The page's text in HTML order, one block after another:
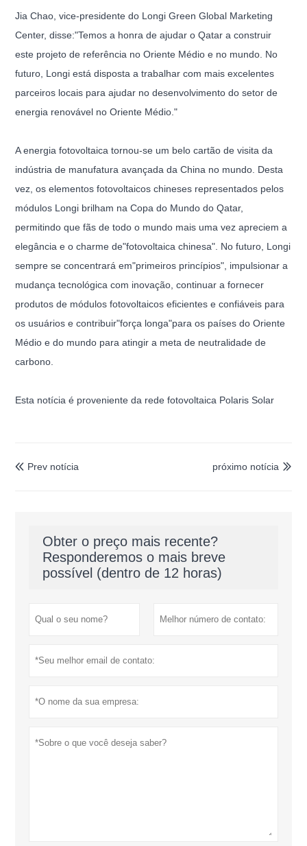
Jia Chao, vice-presidente do Longi Green Global Marketing
Center, disse:"Temos a honra de ajudar o Qatar a construir
este projeto de referência no Oriente Médio e no mundo. No
futuro, Longi está disposta a trabalhar com mais excelentes
parceiros locais para ajudar no desenvolvimento do setor de
energia renovável no Oriente Médio."
A energia fotovoltaica tornou-se um belo cartão de visita da
indústria de manufatura avançada da China no mundo. Desta
vez, os elementos fotovoltaicos chineses representados pelos
módulos Longi brilham na Copa do Mundo do Qatar,
permitindo que fãs de todo o mundo mais uma vez apreciem a
elegância e o charme de"fotovoltaica chinesa". No futuro, Longi
sempre se concentrará em"primeiros princípios", impulsionar a
mudança tecnológica com inovação, continuar a fornecer
produtos de módulos fotovoltaicos eficientes e confiáveis ​​para
os usuários e contribuir"força longa"para os países do Oriente
Médio e do mundo para atingir a meta de neutralidade de
carbono.
Esta notícia é proveniente da rede fotovoltaica Polaris Solar
 Prev notícia 
próximo notícia
Obter o preço mais recente?
Responderemos o mais breve
possível (dentro de 12 horas)